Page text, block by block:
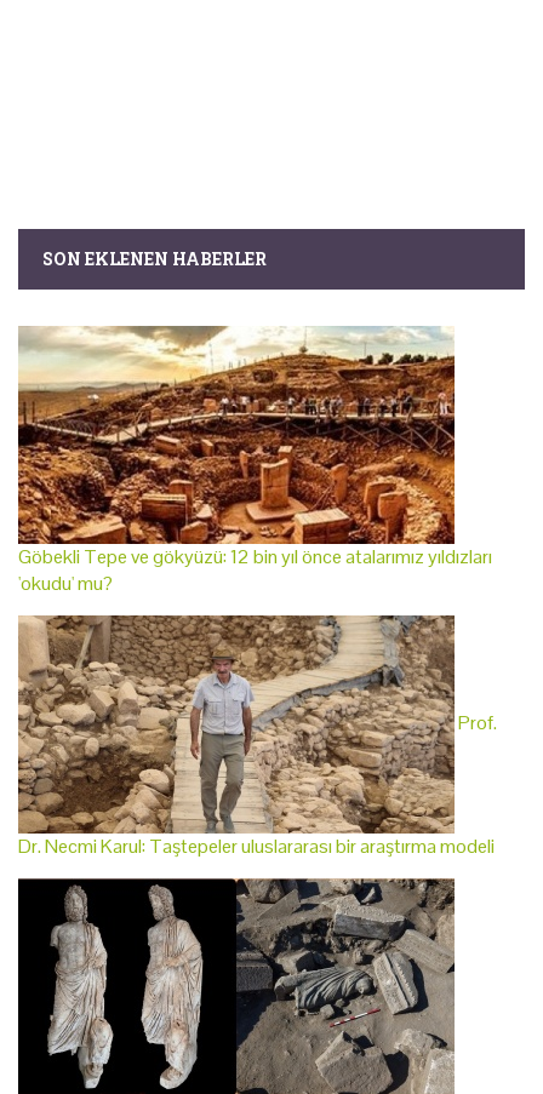
SON EKLENEN HABERLER
Göbekli Tepe ve gökyüzü: 12 bin yıl önce atalarımız yıldızları
'okudu' mu?
Prof.
Dr. Necmi Karul: Taştepeler uluslararası bir araştırma modeli